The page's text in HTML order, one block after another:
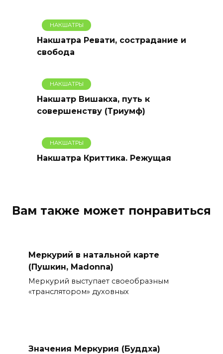
НАКШАТРЫ
Накшатра Ревати, сострадание и
свобода
НАКШАТРЫ
Накшатр Вишакха, путь к
совершенству (Триумф)
НАКШАТРЫ
Накшатра Криттика. Режущая
Вам также может понравиться
Меркурий в натальной карте
(Пушкин, Madonna)
Меркурий выступает своеобразным
«транслятором» духовных
Значения Меркурия (Буддха)